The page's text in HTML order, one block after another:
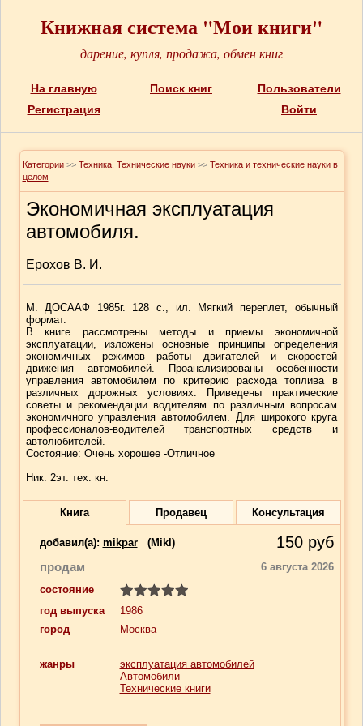
Книжная система "Мои книги"
дарение, купля, продажа, обмен книг
На главную Поиск книг
Пользователи
Регистрация
Войти
Категории >> Техника. Технические науки >> Техника и технические науки в
целом
Экономичная эксплуатация
автомобиля.
Ерохов В. И.
М. ДОСААФ 1985г. 128 с., ил. Мягкий переплет, обычный
формат.
В книге рассмотрены методы и приемы экономичной
эксплуатации, изложены основные принципы определения
экономичных режимов работы двигателей и скоростей
движения автомобилей. Проанализированы особенности
управления автомобилем по критерию расхода топлива в
различных дорожных условиях. Приведены практические
советы и рекомендации водителям по различным вопросам
экономичного управления автомобилем. Для широкого круга
профессионалов-водителей транспортных средств и
автолюбителей.
Состояние: Очень хорошее -Отличное
Ник. 2эт. тех. кн.
Книга Продавец Консультация
добавил(a): mikpar (Mikl) 150 руб
продам
6 августа 2026
состояние
год выпуска
1986
город
Москва
жанры
эксплуатация автомобилей
Автомобили
Технические книги